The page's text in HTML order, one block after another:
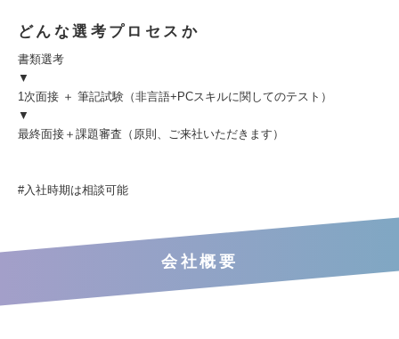
どんな選考プロセスか
書類選考
▼
1次面接 ＋ 筆記試験（非言語+PCスキルに関してのテスト）
▼
最終面接＋課題審査（原則、ご来社いただきます）
#入社時期は相談可能
会社概要